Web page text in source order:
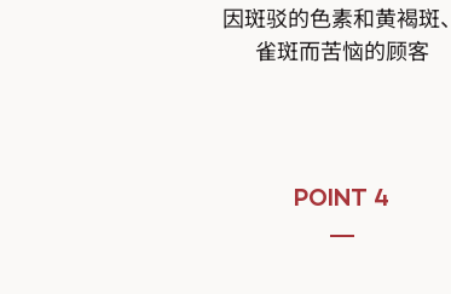
因斑驳的色素和黄褐斑、
雀斑而苦恼的顾客
POINT 4